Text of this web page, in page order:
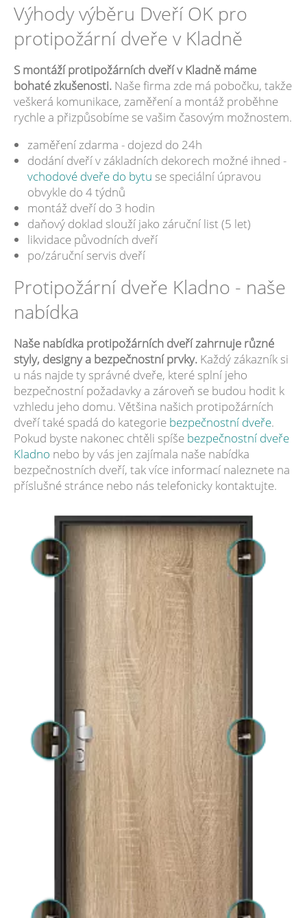
Výhody výběru Dveří OK pro
protipožární dveře v Kladně
S montáží protipožárních dveří v Kladně máme
bohaté zkušenosti. Naše firma zde má pobočku, takže
veškerá komunikace, zaměření a montáž proběhne
rychle a přizpůsobíme se vašim časovým možnostem.
zaměření zdarma - dojezd do 24h
dodání dveří v základních dekorech možné ihned -
vchodové dveře do bytu se speciální úpravou
obvykle do 4 týdnů
montáž dveří do 3 hodin
daňový doklad slouží jako záruční list (5 let)
likvidace původních dveří
po/záruční servis dveří
Protipožární dveře Kladno - naše
nabídka
Naše nabídka protipožárních dveří zahrnuje různé
styly, designy a bezpečnostní prvky. Každý zákazník si
u nás najde ty správné dveře, které splní jeho
bezpečnostní požadavky a zároveň se budou hodit k
vzhledu jeho domu. Většina našich protipožárních
dveří také spadá do kategorie bezpečnostní dveře.
Pokud byste nakonec chtěli spíše bezpečnostní dveře
Kladno nebo by vás jen zajímala naše nabídka
bezpečnostních dveří, tak více informací naleznete na
příslušné stránce nebo nás telefonicky kontaktujte.